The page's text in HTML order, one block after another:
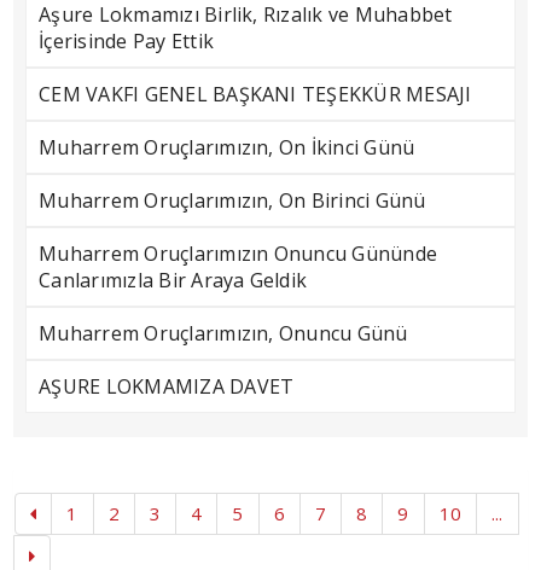
Aşure Lokmamızı Birlik, Rızalık ve Muhabbet
İçerisinde Pay Ettik
CEM VAKFI GENEL BAŞKANI TEŞEKKÜR MESAJI
Muharrem Oruçlarımızın, On İkinci Günü
Muharrem Oruçlarımızın, On Birinci Günü
Muharrem Oruçlarımızın Onuncu Gününde
Canlarımızla Bir Araya Geldik
Muharrem Oruçlarımızın, Onuncu Günü
AŞURE LOKMAMIZA DAVET
1 2 3 4 5 6 7 8 9 10 ...